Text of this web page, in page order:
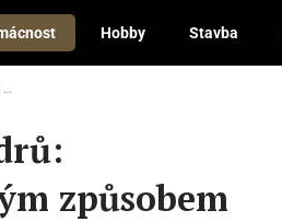
Hobby Stavba
způsobem